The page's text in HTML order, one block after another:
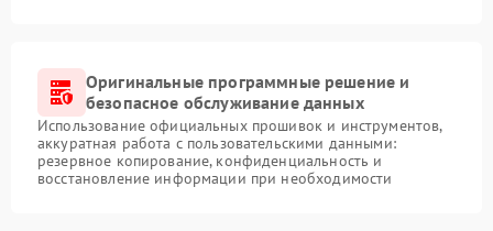
Оригинальные программные решение и
безопасное обслуживание данных
Использование официальных прошивок и инструментов,
аккуратная работа с пользовательскими данными:
резервное копирование, конфиденциальность и
восстановление информации при необходимости